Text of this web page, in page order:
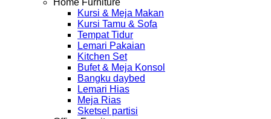
Kursi & Meja Makan
Kursi Tamu & Sofa
Tempat Tidur
Lemari Pakaian
Kitchen Set
Bufet & Meja Konsol
Bangku daybed
Lemari Hias
Meja Rias
Sketsel partisi